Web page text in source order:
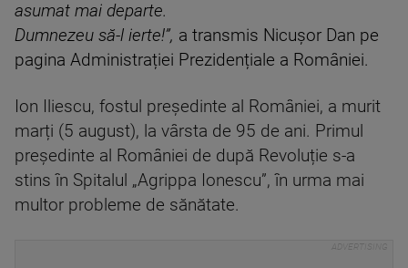
asumat mai departe.
Dumnezeu să-l ierte!”, a transmis Nicușor Dan pe
pagina Administrației Prezidențiale a României.
Ion Iliescu, fostul președinte al României, a murit
marți (5 august), la vârsta de 95 de ani. Primul
președinte al României de după Revoluție s-a
stins în Spitalul „Agrippa Ionescu”, în urma mai
multor probleme de sănătate.